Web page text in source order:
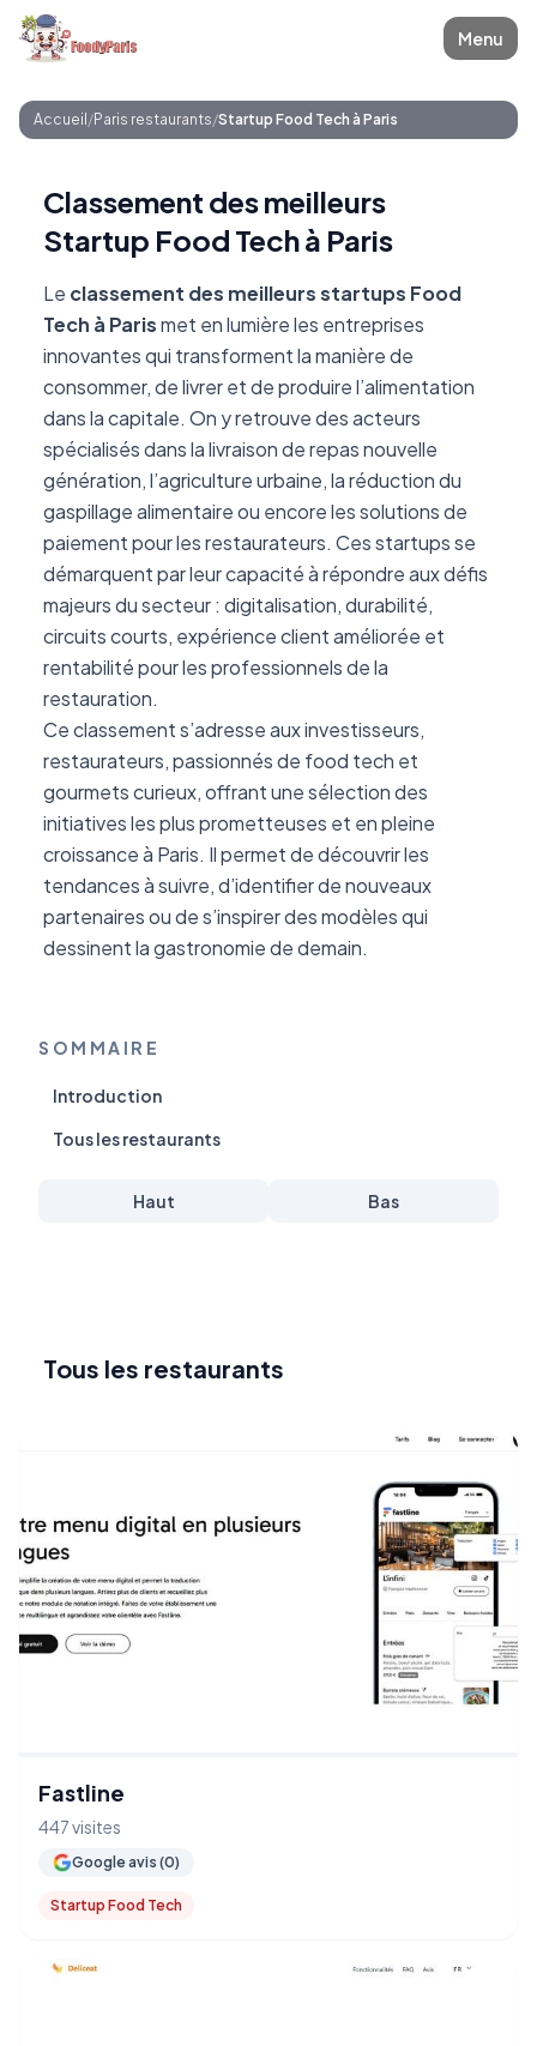
Menu
Accueil /Paris restaurants/Startup Food Tech à Paris
Classement des meilleurs
Startup Food Tech à Paris
Le classement des meilleurs startups Food
Tech à Parismet en lumière les entreprises
innovantes qui transforment la manière de
consommer, de livrer et de produire l’alimentation
dans la capitale. On y retrouve des acteurs
spécialisés dans la livraison de repas nouvelle
génération, l’agriculture urbaine, la réduction du
gaspillage alimentaire ou encore les solutions de
paiement pour les restaurateurs. Ces startups se
démarquent par leur capacité à répondre aux défis
majeurs du secteur : digitalisation, durabilité,
circuits courts, expérience client améliorée et
rentabilité pour les professionnels de la
restauration.
Ce classement s’adresse aux investisseurs,
restaurateurs, passionnés de food tech et
gourmets curieux, offrant une sélection des
initiatives les plus prometteuses et en pleine
croissance à Paris. Il permet de découvrir les
tendances à suivre, d’identifier de nouveaux
partenaires ou de s’inspirer des modèles qui
dessinent la gastronomie de demain.
SOMMAIRE
Introduction
Tous les restaurants
Haut Bas
Tous les restaurants
Fastline
447 visites
Google avis (0)
Startup Food Tech